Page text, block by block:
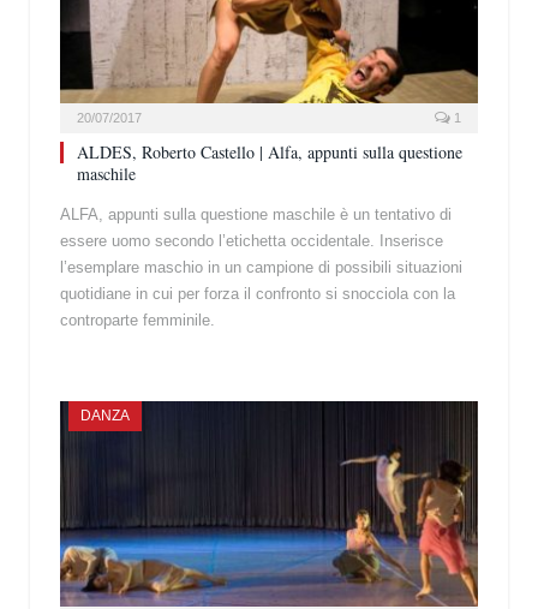
20/07/2017 1
ALDES, Roberto Castello | Alfa, appunti sulla questione
maschile
ALFA, appunti sulla questione maschile è un tentativo di
essere uomo secondo l’etichetta occidentale. Inserisce
l’esemplare maschio in un campione di possibili situazioni
quotidiane in cui per forza il confronto si snocciola con la
controparte femminile.
DANZA